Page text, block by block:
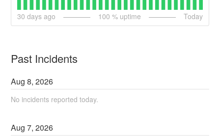
30 days ago 100 % uptime Today
Past Incidents
Aug8,2026
No incidents reported today.
Aug7,2026